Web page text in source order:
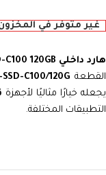
غير متوفر في
هارد داخلي Hikvision HS-SSD-C100 120GB
القطعةSSD-C100/120G
يجعله خيارًا مثاليًا لأجهزة
التطبيقات المختلفة.